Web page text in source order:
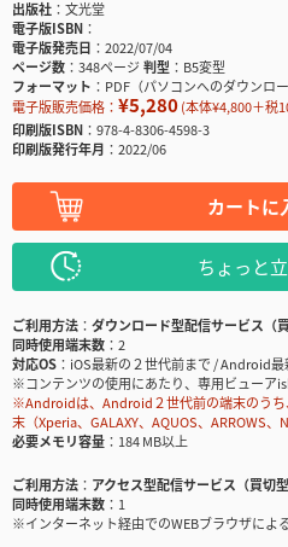
出版社
文光堂
電子版ISBN
電子版発売日
2022/07/04
ページ数
348ページ判型
B5変型
フォーマット
PDF（パソコンへのダウンロー
電子版販売価格： ¥5,280(本体¥4,800＋税
印刷版ISBN
978-4-8306-4598-3
印刷版発行年月
2022/06
カートに
ちょっと
ご利用方法
ダウンロード型配信サービス（買
同時使用端末数
2
対応OS
iOS最新の２世代前まで / Android
※コンテンツの使用にあたり、専用ビューア
※Androidは、Android２世代前の端末のうち
末（Xperia、GALAXY、AQUOS、ARROWS
必要メモリ容量
184 MB以上
ご利用方法
アクセス型配信サービス（買切型
同時使用端末数
1
※インターネット経由でのWEBブラウザによ